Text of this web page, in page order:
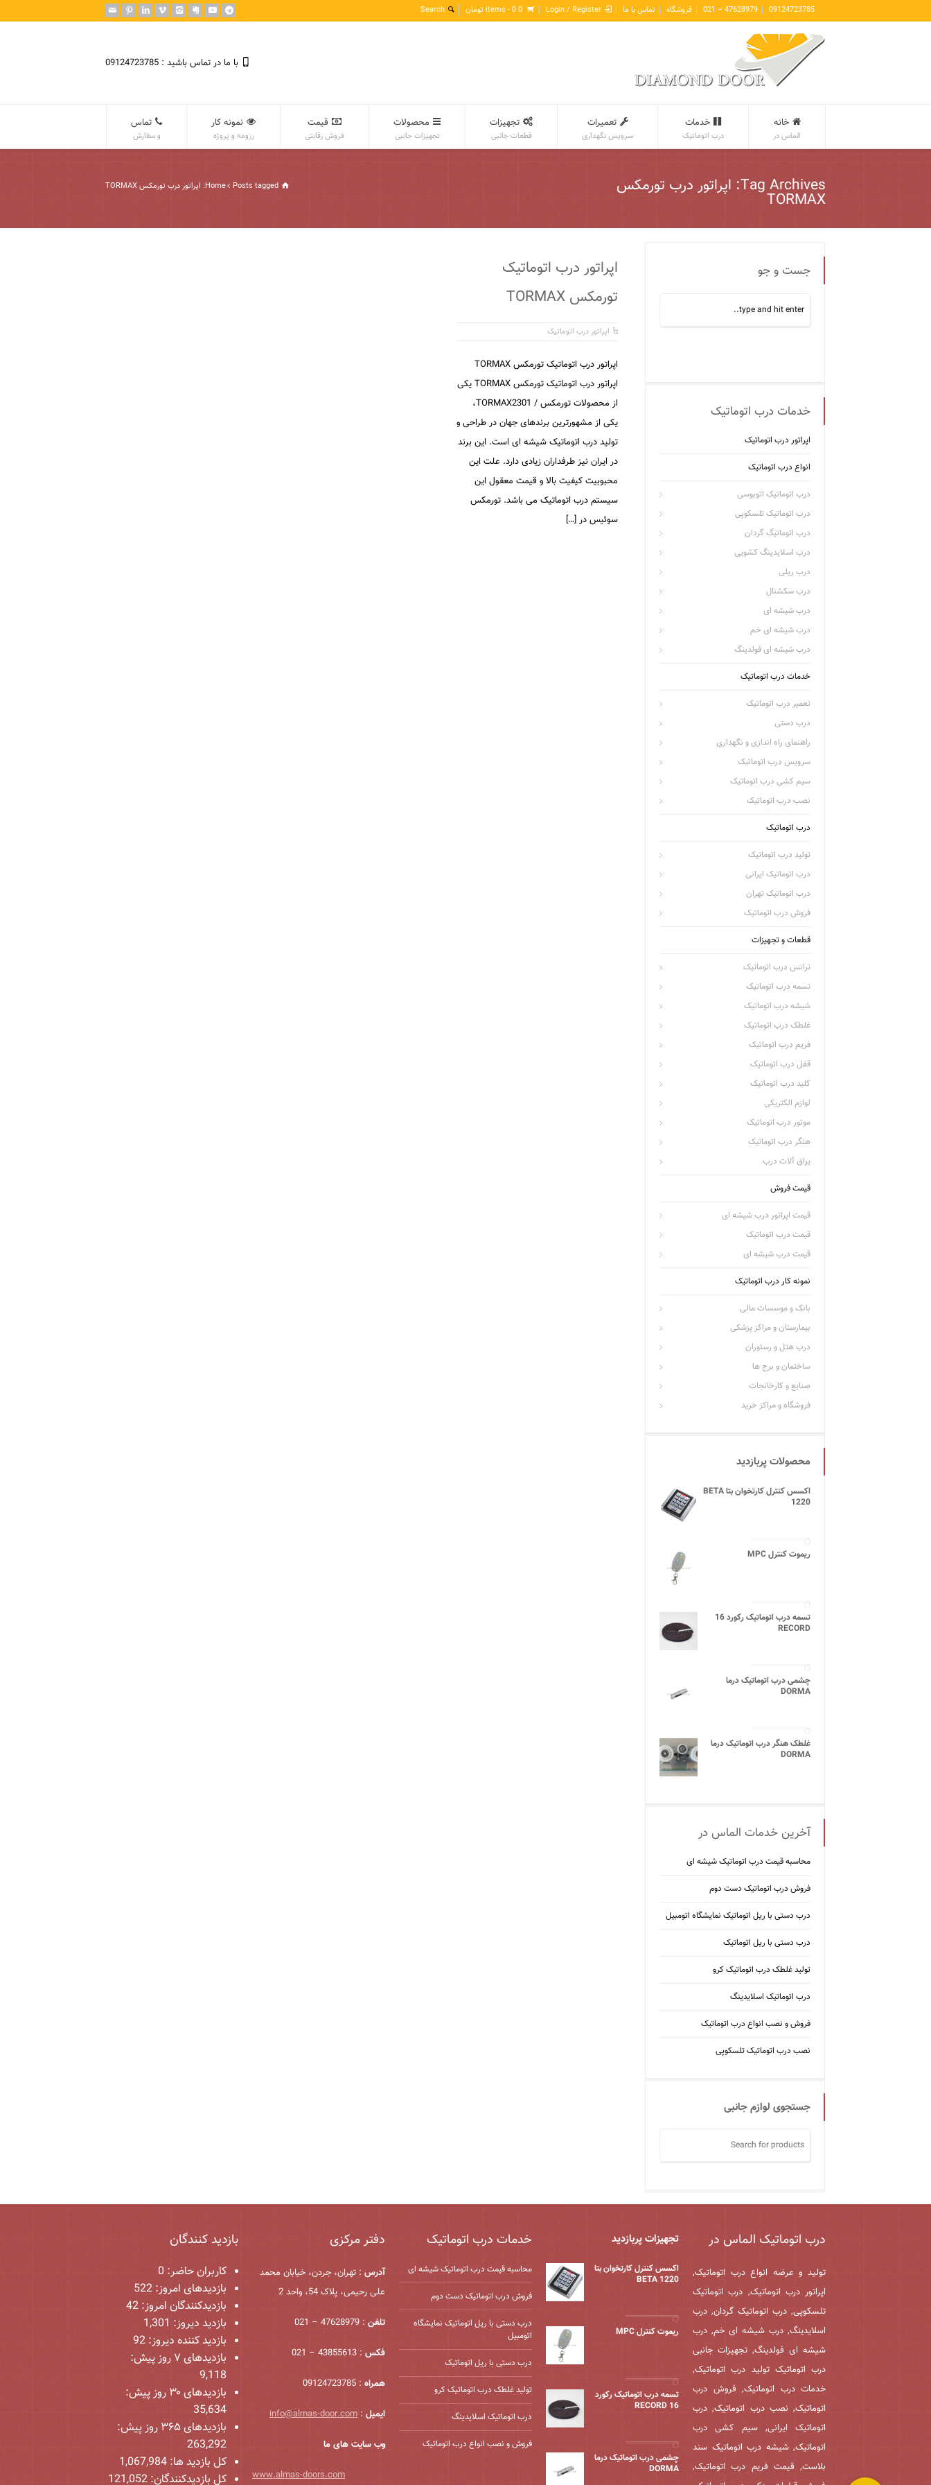
09124723785
47628979 – 021 فروشگاه تماس با ما Login / Register
0 items -
0 تومان
با ما در تماس باشید : 09124723785
خانه
الماس در
خدمات
درب اتوماتیک
تعمیرات
سرویس نگهداری
تجهیزات
قطعات جانبی
محصولات
تجهیزات جانبی
قیمت
فروش رقابتی
نمونه کار
رزومه و پروژه
تماس
و سفارش
Tag Archives: اپراتور درب تورمکس
TORMAX
Home Posts tagged: اپراتور درب تورمکس TORMAX
اپراتور درب اتوماتیک
تورمکس TORMAX
اپراتور درب اتوماتیک
اپراتور درب اتوماتیک تورمکس TORMAX
اپراتور درب اتوماتیک تورمکس TORMAX یکی
از محصولات تورمکس / TORMAX2301،
یکی از مشهورترین برندهای جهان در طراحی و
تولید درب اتوماتیک شیشه ای است. این برند
در ایران نیز طرفداران زیادی دارد. علت این
محبوبیت کیفیت بالا و قیمت معقول این
سیستم درب اتوماتیک می باشد. تورمکس
سوئیس در […]
جست و جو
خدمات درب اتوماتیک
اپراتور درب اتوماتیک
انواع درب اتوماتیک
درب اتوماتیک اتوبوسی
درب اتوماتیک تلسکوپی
درب اتوماتیگ گردان
درب اسلایدینگ کشویی
درب ریلی
درب سکشنال
درب شیشه ای
درب شیشه ای خم
درب شیشه ای فولدینگ
خدمات درب اتوماتیک
تعمیر درب اتوماتیک
درب دستی
راهنمای راه اندازی و نگهداری
سرویس درب اتوماتیک
سیم کشی درب اتوماتیک
نصب درب اتوماتیک
درب اتوماتیک
تولید درب اتوماتیک
درب اتوماتیک ایرانی
درب اتوماتیک تهران
فروش درب اتوماتیک
قطعات و تجهیزات
ترانس درب اتوماتیک
تسمه درب اتوماتیک
شیشه درب اتوماتیک
غلطک درب اتوماتیک
فریم درب اتوماتیک
قفل درب اتوماتیک
کلید درب اتوماتیک
لوازم الکتریکی
موتور درب اتوماتیک
هنگر درب اتوماتیک
یراق آلات درب
قیمت فروش
قیمت اپراتور درب شیشه ای
قیمت درب اتوماتیک
قیمت درب شیشه ای
نمونه کار درب اتوماتیک
بانک و موسسات مالی
بیمارستان و مراکز پزشکی
درب هتل و رستوران
ساختمان و برج ها
صنایع و کارخانجات
فروشگاه و مراکز خرید
محصولات پربازدید
اکسس کنترل کارتخوان بتا BETA
1220
ریموت کنترل MPC
تسمه درب اتوماتیک رکورد 16
RECORD
چشمی درب اتوماتیک درما
DORMA
غلطک هنگر درب اتوماتیک درما
DORMA
آخرین خدمات الماس در
محاسبه قیمت درب اتوماتیک شیشه ‌ای
فروش درب اتوماتیک دست دوم
درب دستی با ریل اتوماتیک نمایشگاه اتومبیل
درب دستی با ریل اتوماتیک
تولید غلطک درب اتوماتیک کرو
درب اتوماتیک اسلایدینگ
فروش و نصب انواع درب اتوماتیک
نصب درب اتوماتیک تلسکوپی
جستجوی لوازم جانبی
درب اتوماتیک الماس در
تولید و عرضه انواع درب اتوماتیک,
اپراتور درب اتوماتیک, درب اتوماتیک
تلسکوپی, درب اتوماتیک گردان, درب
اسلایدینگ, درب شیشه ای خم, درب
شیشه ای فولدینگ, تجهیزات جانبی
درب اتوماتیک تولید درب اتوماتیک,
خدمات درب اتوماتیک, فروش درب
اتوماتیک, نصب درب اتوماتیک, درب
اتوماتیک ایرانی, سیم کشی درب
اتوماتیک, شیشه درب اتوماتیک سند
بلاست, قیمت فریم درب اتوماتیک,
تجهیزات پربازدید
اکسس کنترل کارتخوان بتا
BETA 1220
ریموت کنترل MPC
تسمه درب اتوماتیک رکورد
16 RECORD
چشمی درب اتوماتیک درما
DORMA
خدمات درب اتوماتیک
محاسبه قیمت درب اتوماتیک شیشه ‌ای
فروش درب اتوماتیک دست دوم
درب دستی با ریل اتوماتیک نمایشگاه
اتومبیل
درب دستی با ریل اتوماتیک
تولید غلطک درب اتوماتیک کرو
درب اتوماتیک اسلایدینگ
فروش و نصب انواع درب اتوماتیک
دفتر مرکزی
آدرس : تهران، جردن، خیابان محمد
علی رحیمی، پلاک 54، واحد 2
تلفن : 47628979 – 021
فکس : 43855613 – 021
همراه : 09124723785
ایمیل :
info@almas-door.com
وب سایت های ما
www.almas-doors.com
بازدید کنندگان
کاربران حاضر: 0
بازدیدهای امروز: 522
بازدیدکنندگان امروز: 42
بازدید دیروز: 1,301
بازدید کننده دیروز: 92
بازدیدهای ۷ روز پیش:
9,118
بازدیدهای ۳۰ روز پیش:
35,634
بازدیدهای ۳۶۵ روز پیش:
263,292
کل بازدید ها: 1,067,984
کل بازدیدکنند‌گان: 121,052